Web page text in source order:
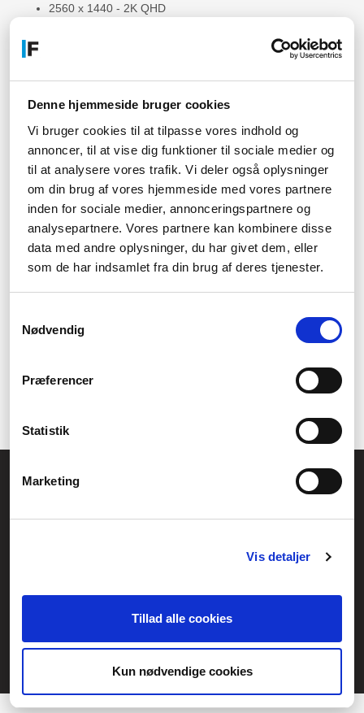
Denne hjemmeside bruger cookies
Vi bruger cookies til at tilpasse vores indhold og
annoncer, til at vise dig funktioner til sociale medier og
til at analysere vores trafik. Vi deler også oplysninger
om din brug af vores hjemmeside med vores partnere
inden for sociale medier, annonceringspartnere og
analysepartnere. Vores partnere kan kombinere disse
data med andre oplysninger, du har givet dem, eller
som de har indsamlet fra din brug af deres tjenester.
Nødvendig
Præferencer
Statistik
Marketing
Vis detaljer
Tillad alle cookies
Kun nødvendige cookies
2560 x 1440 - 2K QHD
Om du planerar att köra din dator i 4K eller 8K, är det värt att
överväga toppmodellerna av Gigabyte-grafikkort. Är du osäker
på om en GPU klarar av att att dra dina spel i t.ex. 4K kan du
dra nytta av att läsa recensioner och tester av de olika
GPU:erna. Ofta utförs dessa tester på hur hög bildhastighet
olika modeller kan uppnå i flera olika typer av upplösningar.
Fortfarande inte säker på
vilket GIGABYTE-grafikkort du
ska skaffa?
kompetenta och trevliga kundtjänst. De är redo att hjälpa dig.
Om du saknar tekniska specifikationer på vissa Gigabyte-
tillverkarens hemsida.
Allmänna frågor:
3 veckors returrätt
Skapa klagomål
Datasäkerhet/cookies